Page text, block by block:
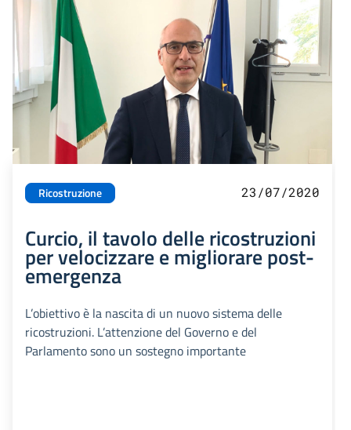
Ricostruzione 23/07/2020
Curcio, il tavolo delle ricostruzioni
per velocizzare e migliorare post-
emergenza
L’obiettivo è la nascita di un nuovo sistema delle
ricostruzioni. L’attenzione del Governo e del
Parlamento sono un sostegno importante